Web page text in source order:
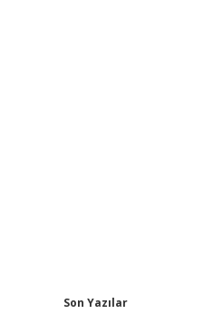
Son Yazılar
vdcasino güncel giriş